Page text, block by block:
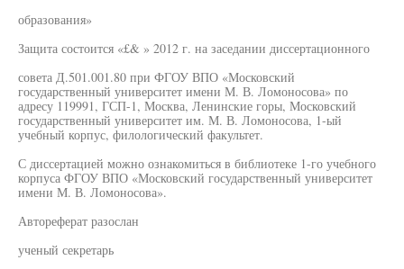
образования»
Защита состоится «£& » 2012 г. на заседании диссертационного
совета Д.501.001.80 при ФГОУ ВПО «Московский
государственный университет имени М. В. Ломоносова» по
адресу 119991, ГСП-1, Москва, Ленинские горы, Московский
государственный университет им. М. В. Ломоносова, 1-ый
учебный корпус, филологический факультет.
С диссертацией можно ознакомиться в библиотеке 1-го учебного
корпуса ФГОУ ВПО «Московский государственный университет
имени М. В. Ломоносова».
Автореферат разослан
ученый секретарь